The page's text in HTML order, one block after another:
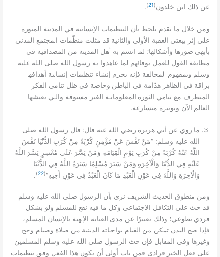
عن ذلك ابن خلدون(
21
)
.
ومن خلال ما تقدم نلحظ بأن التنظيمات الإنسانية في المدينة المنورة
على إثر بيعتي العقبة الأولى والثانية قد مثلت منظّمات المجتمع المدني
بأبهى صورها وأشكالها؛ لما اتسم به أهل المدينة من المصداقية في
مطابقة القول للعمل بوفائهم لما عاهدوا به رسول الله صلى الله عليه
وسلم وبمفهوم المخالفة فإنه يحرم إنشاء تنظيمات إنسانية أهدافها
براقة في الظاهر هدّامة في الباطن وخاصة في ظل تنامي الفكر
المتطرف مع تنامي الثورة المعلوماتية الغير مسبوقة والتي يعيشها
العالم الآن وبوتيرة متسارعة.
ما روي عن أبي هريرة رضي الله عنه قال: قال رسول الله صلى
الله عليه وسلم : “مَنْ نَفَّسَ عَنْ مُؤْمِنٍ كُرْبَةً مِنْ كُرَبِ الدُّنْيَا نَفَّسَ
اللَّهُ عَنْهُ كُرْبَةً مِنْ كُرَبِ يَوْمِ الْقِيَامَةِ وَمَنْ يَسَّرَ عَلَى مُعْسِرٍ يَسَّرَ اللَّهُ
عَلَيْهِ فِي الدُّنْيَا وَالْآخِرَةِ وَمَنْ سَتَرَ مُسْلِمًا سَتَرَهُ اللَّهُ فِي الدُّنْيَا
وَالْآخِرَةِ وَاللَّهُ فِي عَوْنِ الْعَبْدِ مَا كَانَ الْعَبْدُ فِي عَوْنِ أَخِيهِ“
(
22
)
.
ومن منطوق الحديث الشريف نرى بأن الرسول صلى الله عليه وسلم
قد حث على التكافل الاجتماعي وكل ما فيه نفع للمسلم ولو بشكل
فردي تطوعي؛ وذلك تعبيرًا عن مدى العناية الإلهية بالإنسان المسلم،
فإذا صح البدن تمكن من القيام بواجباته الدينية من صلاة وصيام وحج
وغيرها وفي المقابل فإن حث الرسول صلى الله عليه وسلم المسلمين
على فعل الخير فرادى فمن باب أولى أن يكون هذا الفعل وفق تنظيمات